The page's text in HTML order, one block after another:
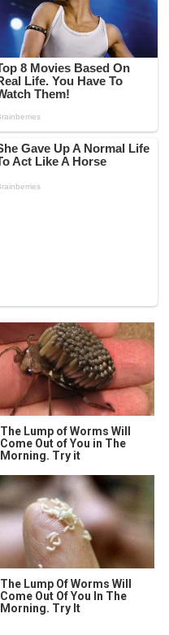
The Lump of Worms Will
Come Out of You in The
Morning. Try it
The Lump Of Worms Will
Come Out Of You In The
Morning. Try It